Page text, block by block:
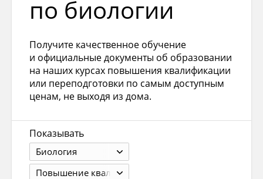
по биологии
Получите качественное обучение
и официальные документы об образовании
на наших курсах повышения квалификации
или переподготовки по самым доступным
ценам, не выходя из дома.
Показывать
Биология
Повышение квалификации